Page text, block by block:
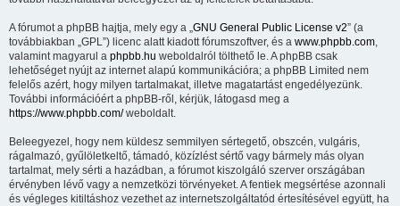
A fórumot a phpBB hajtja, mely egy a „GNU General Public License v2” (a
továbbiakban „GPL”) licenc alatt kiadott fórumszoftver, és a www.phpbb.com,
valamint magyarul a phpbb.hu weboldalról tölthető le. A phpBB csak
lehetőséget nyújt az internet alapú kommunikációra; a phpBB Limited nem
felelős azért, hogy milyen tartalmakat, illetve magatartást engedélyezünk.
További információért a phpBB-ről, kérjük, látogasd meg a
https://www.phpbb.com/weboldalt.
Beleegyezel, hogy nem küldesz semmilyen sértegető, obszcén, vulgáris,
rágalmazó, gyűlöletkeltő, támadó, közízlést sértő vagy bármely más olyan
tartalmat, mely sérti a hazádban, a fórumot kiszolgáló szerver országában
érvényben lévő vagy a nemzetközi törvényeket. A fentiek megsértése azonnali
és végleges kitiltáshoz vezethet az internetszolgáltatód értesítésével együtt, ha